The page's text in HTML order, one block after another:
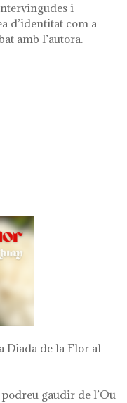
i
d’identitat com a
amb l’autora.
a l'exposició 'el
Diada de la Flor al
gaudir de l’Ou